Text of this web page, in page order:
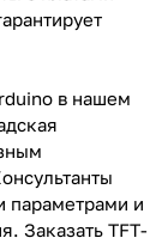
в нашем
параметрами и
Заказать TFT-